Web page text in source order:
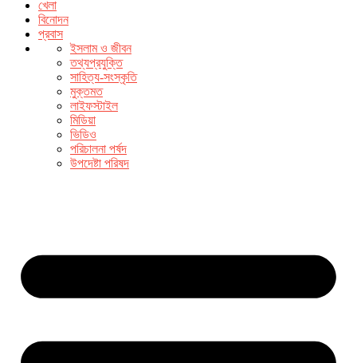
খেলা
বিনোদন
প্রবাস
ইসলাম ও জীবন
তথ্যপ্রযুক্তি
সাহিত্য-সংস্কৃতি
মুক্তমত
লাইফস্টাইল
মিডিয়া
ভিডিও
পরিচালনা পর্ষদ
উপদেষ্টা পরিষদ